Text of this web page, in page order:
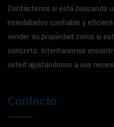
Contáctenos si está buscando
inmobiliarios confiable y
vender su propiedad como si
concreto. Intentaremos
usted ajustándonos a sus
Contacto